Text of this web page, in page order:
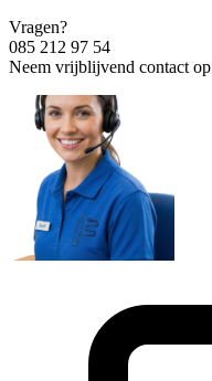
Vragen?
085 212 97 54
Neem vrijblijvend contact op